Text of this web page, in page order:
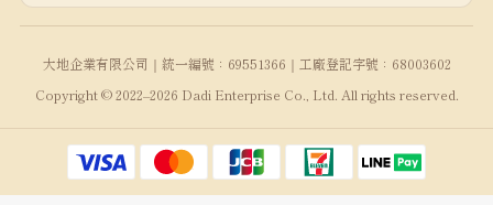
大地企業有限公司｜統一編號：69551366｜工廠登記字號：68003602
Copyright © 2022–2026 Dadi Enterprise Co., Ltd. All rights reserved.